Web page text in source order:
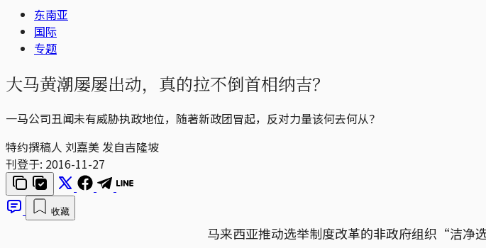
东南亚
国际
专题
大马黄潮屡屡出动，真的拉不倒首相纳吉？
一马公司丑闻未有威胁执政地位，随著新政团冒起，反对力量该何去何从？
特约撰稿人 刘嘉美 发自吉隆坡
刊登于: 2016-11-27
收藏
马来西亚推动选举制度改革的非政府组织“洁净